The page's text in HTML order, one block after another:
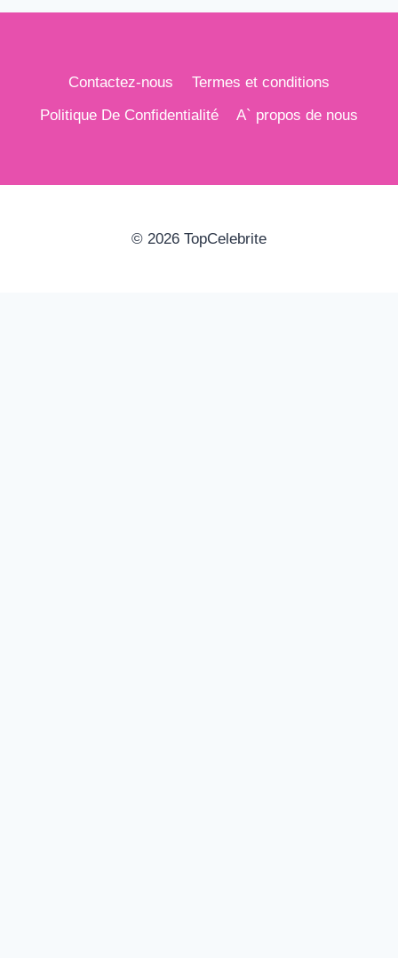
Contactez-nous
Termes et conditions
Politique De Confidentialité
A` propos de nous
© 2026 TopCelebrite